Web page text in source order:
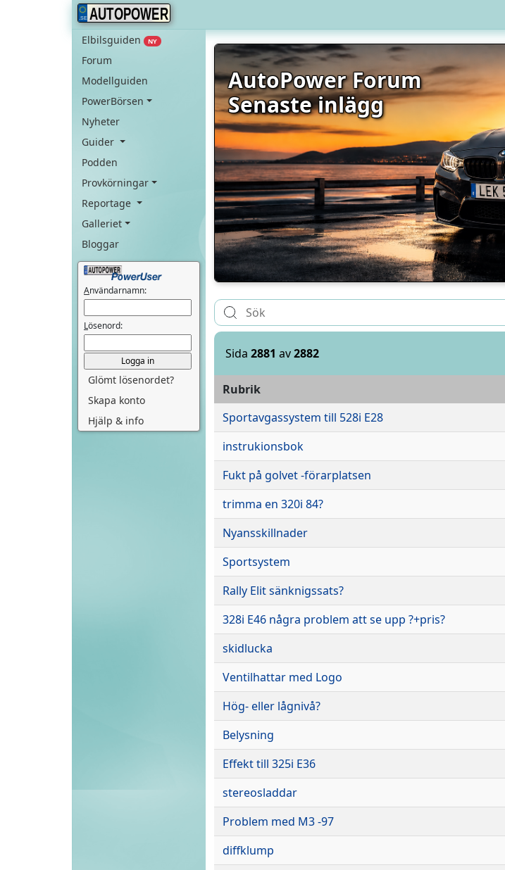
AUTOPOWER
Elbilsguiden NY
Forum
Modellguiden
PowerBörsen
Nyheter
Guider
Podden
Provkörningar
Reportage
Galleriet
Bloggar
Användarnamn:
Lösenord:
Glömt lösenordet?
Skapa konto
Hjälp & info
AutoPower Forum
Senaste inlägg
Sida 2881 av2882
Rubrik
Sportavgassystem till 528i E28
instrukionsbok
Fukt på golvet -förarplatsen
trimma en 320i 84?
Nyansskillnader
Sportsystem
Rally Elit sänknigssats?
328i E46 några problem att se upp ?+pris?
skidlucka
Ventilhattar med Logo
Hög- eller lågnivå?
Belysning
Effekt till 325i E36
stereosladdar
Problem med M3 -97
diffklump